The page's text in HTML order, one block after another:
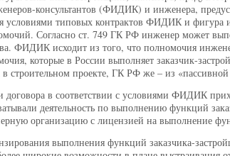
консультантов (ФИДИК) и инженера,
условиями типовых контрактов ФИДИК и фигура
Согласно ст. 749 ГК РФ инженер может
ФИДИК исходит из того, что полномочия
которые в России выполняет заказчик-
строительном проекте, ГК РФ же – из
договора в соответствии с условиями ФИДИК
деятельность по выполнению функций
организацию с лицензией на выполнение
выполнения функций заказчика-